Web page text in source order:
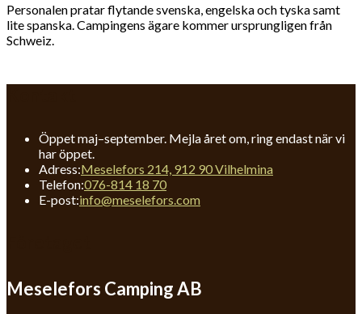
Personalen pratar flytande svenska, engelska och tyska samt
lite spanska. Campingens ägare kommer ursprungligen från
Schweiz.
Öppet maj–september. Mejla året om, ring endast när vi
har öppet.
Adress:Meselefors 214, 912 90 Vilhelmina
Telefon:076-814 18 70Opens
in
E-post:info@meselefors.comOpens
Meselefors Camping AB